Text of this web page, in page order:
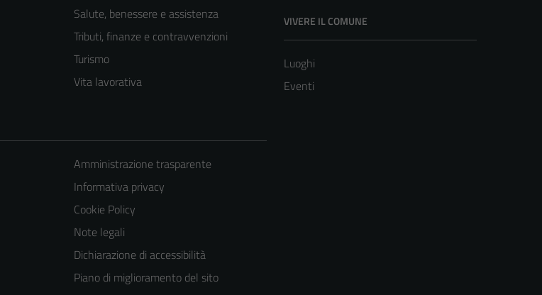
Salute, benessere e assistenza
Tributi, finanze e contravvenzioni
Turismo
Vita lavorativa
VIVERE IL COMUNE
Luoghi
Eventi
Amministrazione trasparente
Informativa privacy
Cookie Policy
Note legali
Dichiarazione di accessibilità
Piano di miglioramento del sito
Questi cookie
sono necessari
per il
funzionamento